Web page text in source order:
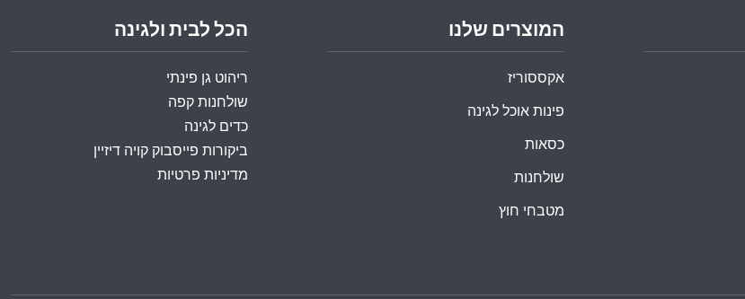
הכל לבית ולגינה
ריהוט גן פינתי
שולחנות קפה
כדים לגינה
ביקורות פייסבוק קויה דיזיין
מדיניות פרטיות
המוצרים שלנו
אקססוריז
פינות אוכל לגינה
כסאות
שולחנות
מטבחי חוץ